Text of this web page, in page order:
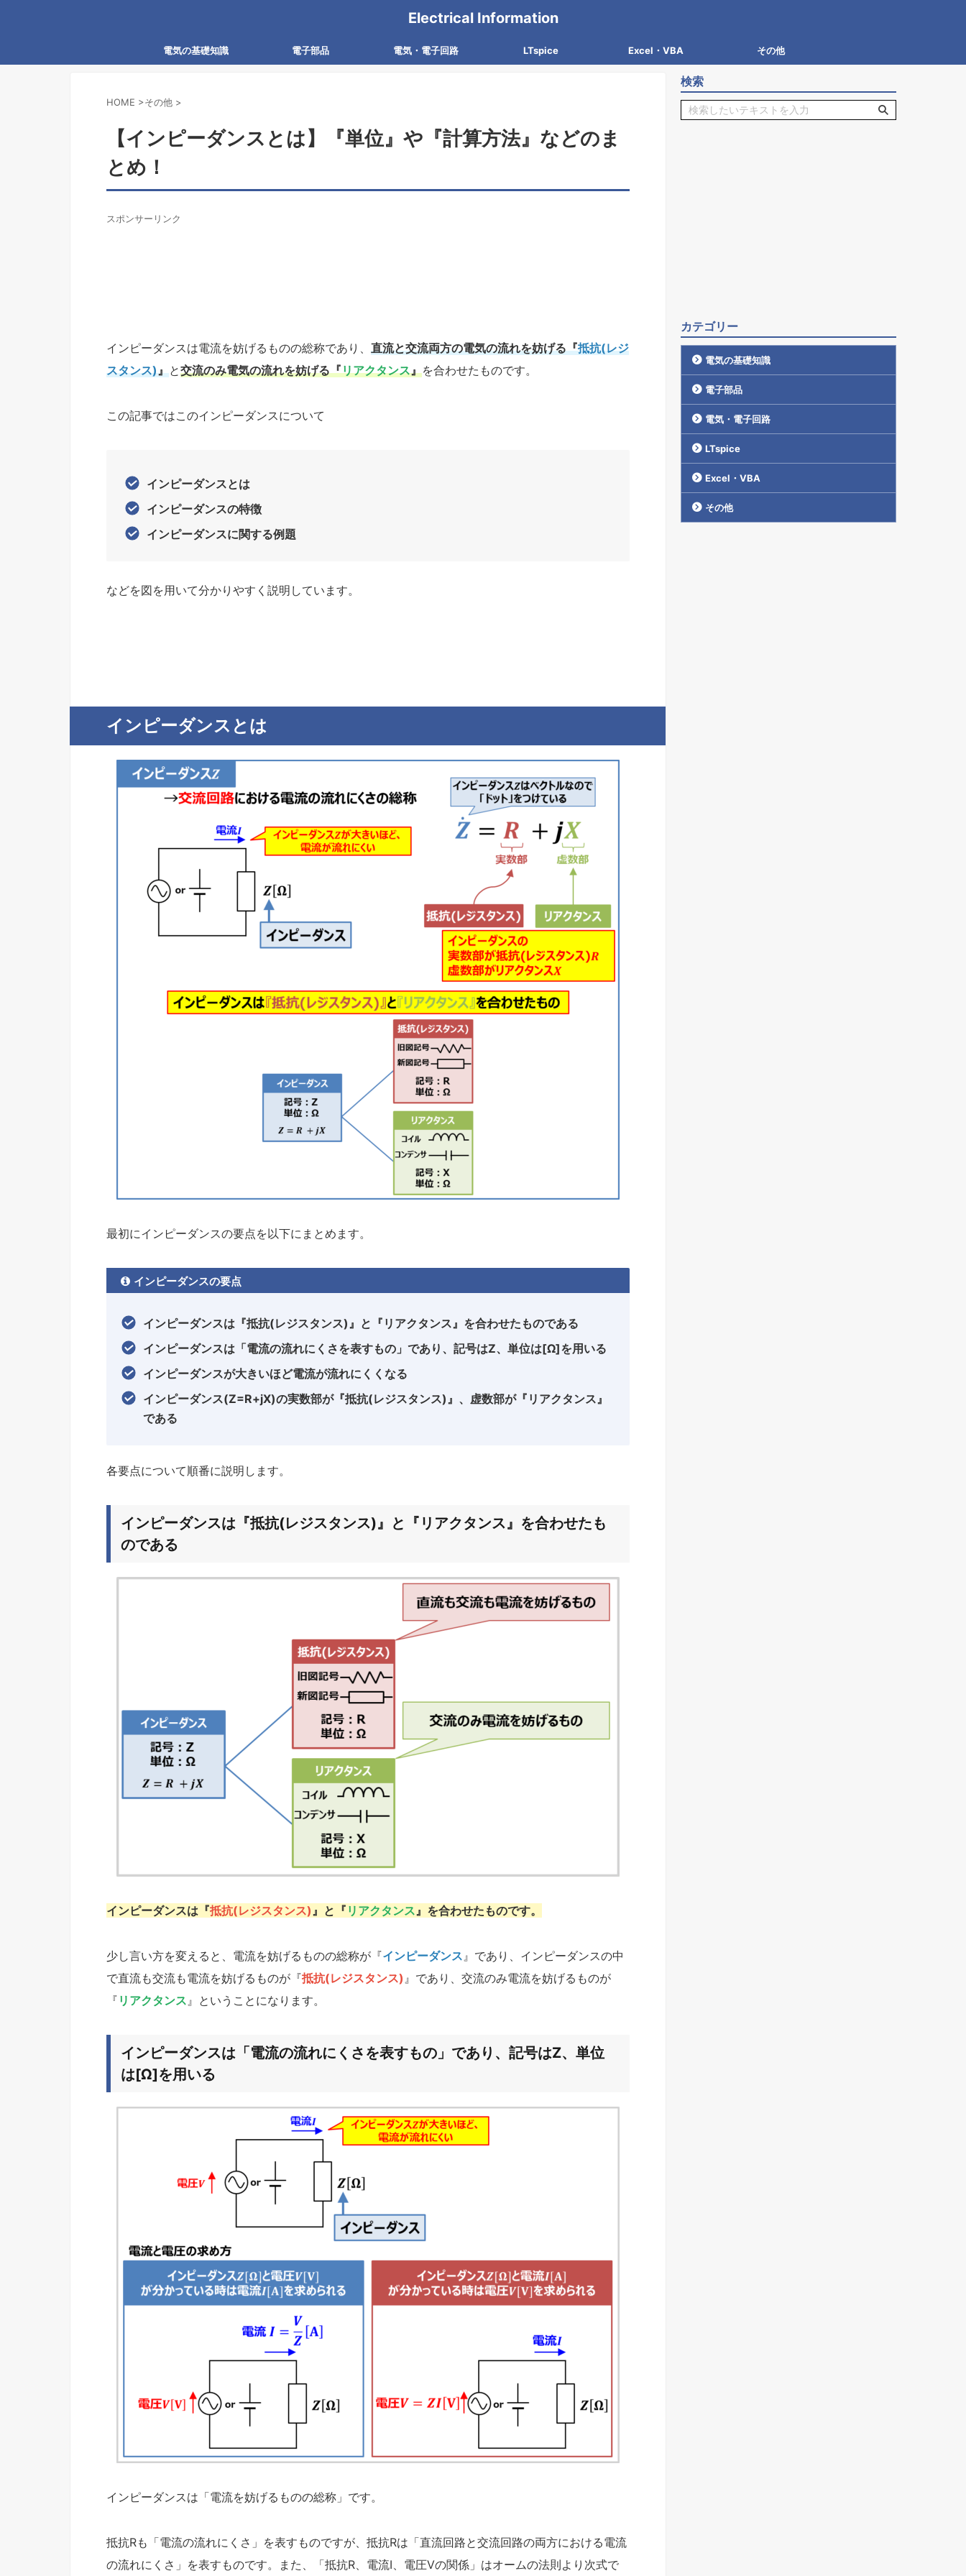
Electrical Information
電気の基礎知識 電子部品 電気・電子回路 LTspice Excel・VBA その他
HOME >その他 >
【インピーダンスとは】『単位』や『計算方法』などのま
とめ！
スポンサーリンク
インピーダンスは電流を妨げるものの総称であり、 直流と交流両方の電気の流れを妨げる『抵抗(レジ
スタンス)』と交流のみ電気の流れを妨げる『リアクタンス』を合わせたものです。
この記事ではこのインピーダンスについて
インピーダンスとは
インピーダンスの特徴
インピーダンスに関する例題
などを図を用いて分かりやすく説明しています。
インピーダンスとは
最初にインピーダンスの要点を以下にまとめます。
インピーダンスの要点
インピーダンスは『抵抗(レジスタンス)』と『リアクタンス』を合わせたものである
インピーダンスは「電流の流れにくさを表すもの」であり、記号はZ、単位は[Ω]を用いる
インピーダンスが大きいほど電流が流れにくくなる
インピーダンス(Z=R+jX)の実数部が『抵抗(レジスタンス)』、虚数部が『リアクタンス』
である
各要点について順番に説明します。
インピーダンスは『抵抗(レジスタンス)』と『リアクタンス』を合わせたも
のである
インピーダンスは『抵抗(レジスタンス)』と『 リアクタンス』を合わせたものです。
少し言い方を変えると、電流を妨げるものの総称が『インピーダンス』であり、インピーダンスの中
で直流も交流も電流を妨げるものが『抵抗(レジスタンス) 』であり、交流のみ電流を妨げるものが
『 リアクタンス』ということになります。
インピーダンスは「電流の流れにくさを表すもの」であり、記号はZ、単位
は[Ω]を用いる
インピーダンスは「電流を妨げるものの総称」です。
抵抗Rも「電流の流れにくさ」を表すものですが、抵抗Rは「直流回路と交流回路の両方における電流
の流れにくさ」を表すものです。また、「抵抗R、電流I、電圧Vの関係」はオームの法則より次式で
検索
カテゴリー
電気の基礎知識
電子部品
電気・電子回路
LTspice
Excel・VBA
その他